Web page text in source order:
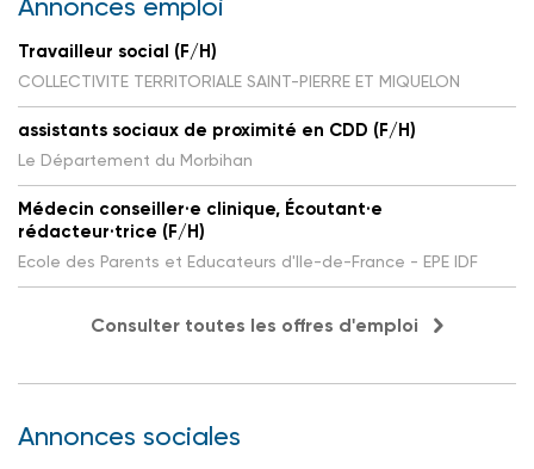
Annonces emploi
Travailleur social (F/H)
COLLECTIVITE TERRITORIALE SAINT-PIERRE ET MIQUELON
assistants sociaux de proximité en CDD (F/H)
Le Département du Morbihan
Médecin conseiller·e clinique, Écoutant·e
rédacteur·trice (F/H)
Ecole des Parents et Educateurs d'Ile-de-France - EPE IDF
Consulter toutes les offres d'emploi
Annonces sociales